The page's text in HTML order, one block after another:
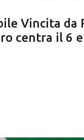
Vincita da
centra il 6